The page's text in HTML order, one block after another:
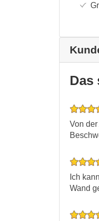
Das
Von
Ich
Wand